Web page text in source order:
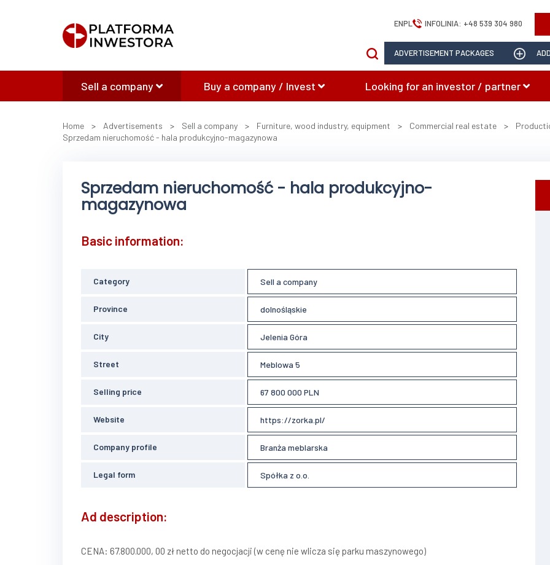
ENPL INFOLINIA: +48 539 304 980
ADVERTISEMENT PACKAGES
Sell a company Buy a company / Invest Looking for an investor / partner
Home > Advertisements > Sell a company > Furniture, wood industry, equipment > Commercial real estate >
Sprzedam nieruchomość - hala produkcyjno-magazynowa
Sprzedam nieruchomość - hala produkcyjno-
magazynowa
Basic information:
Category Sell a company
Province dolnośląskie
City Jelenia Góra
Street Meblowa 5
Selling price 67 800 000 PLN
Website https://zorka.pl/
Company profile Branża meblarska
Legal form Spółka z o.o.
Ad description:
CENA: 67.800.000, 00 zł netto do negocjacji (w cenę nie wlicza się parku maszynowego)